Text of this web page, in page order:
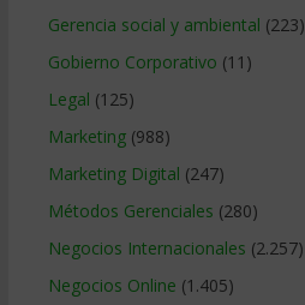
Gerencia social y ambiental (223)
Gobierno Corporativo (11)
Legal (125)
Marketing(988)
Marketing Digital (247)
Métodos Gerenciales (280)
Negocios Internacionales (2.257)
Negocios Online (1.405)